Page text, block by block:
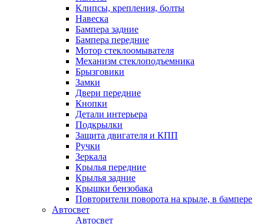
Клипсы, крепления, болты
Навеска
Бампера задние
Бампера передние
Мотор стеклоомывателя
Механизм стеклоподъемника
Брызговики
Замки
Двери передние
Кнопки
Детали интерьера
Подкрылки
Защита двигателя и КПП
Ручки
Зеркала
Крылья передние
Крылья задние
Крышки бензобака
Повторители поворота на крыле, в бампере
Автосвет
Автосвет